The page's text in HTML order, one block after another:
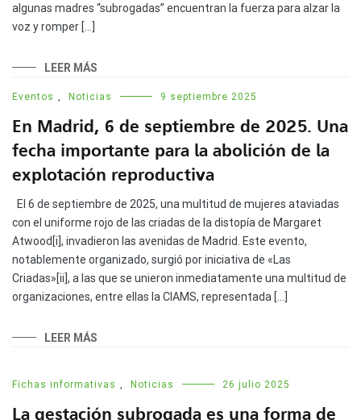
algunas madres “subrogadas” encuentran la fuerza para alzar la
voz y romper […]
LEER MÁS
Eventos Noticias 9 septiembre 2025
En Madrid, 6 de septiembre de 2025. Una
fecha importante para la abolición de la
explotación reproductiva
El 6 de septiembre de 2025, una multitud de mujeres ataviadas
con el uniforme rojo de las criadas de la distopía de Margaret
Atwood[i], invadieron las avenidas de Madrid. Este evento,
notablemente organizado, surgió por iniciativa de «Las
Criadas»[ii], a las que se unieron inmediatamente una multitud de
organizaciones, entre ellas la CIAMS, representada […]
LEER MÁS
Fichas informativas Noticias 26 julio 2025
La gestación subrogada es una forma de